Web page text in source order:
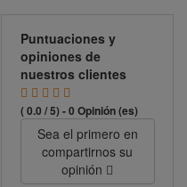
Puntuaciones y
opiniones de
nuestros clientes
( 0.0 / 5) - 0 Opinión (es)
Sea el primero en
compartirnos su
opinión